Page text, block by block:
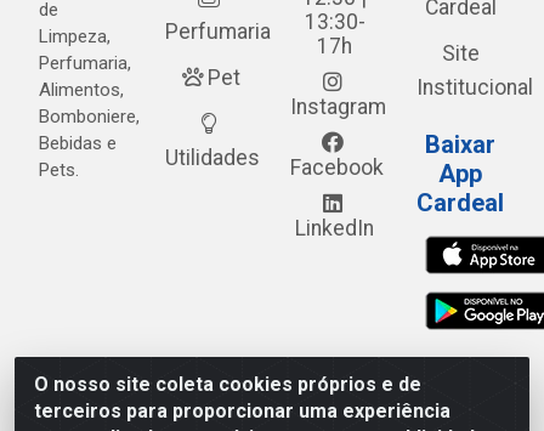
O nosso site coleta cookies próprios e de
terceiros para proporcionar uma experiência
de
Limpeza,
Perfumaria,
Alimentos,
Bomboniere,
Bebidas e
Pets.
Perfumaria
Pet
Utilidades
13:30-
17h
Instagram
Facebook
LinkedIn
Cardeal
Site
Institucional
Baixar
App
Cardeal
Cardeal Distribuidora - Estrada Alto do Moura, 582 - Alto
do Moura - Caruaru/PE - CEP 55.040-120 - CNPJ